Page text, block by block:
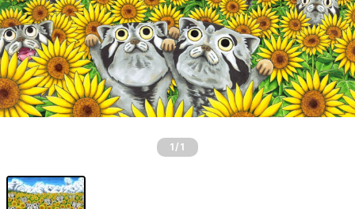
1 /1